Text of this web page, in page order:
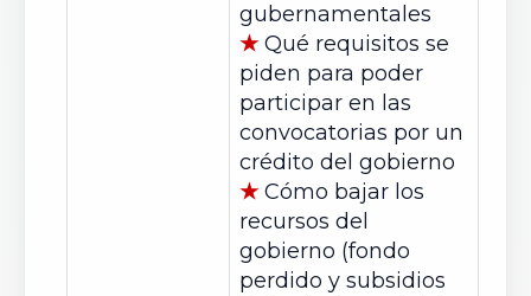
gubernamentales
★ Qué requisitos se
piden para poder
participar en las
convocatorias por un
crédito del gobierno
★ Cómo bajar los
recursos del
gobierno (fondo
perdido y subsidios